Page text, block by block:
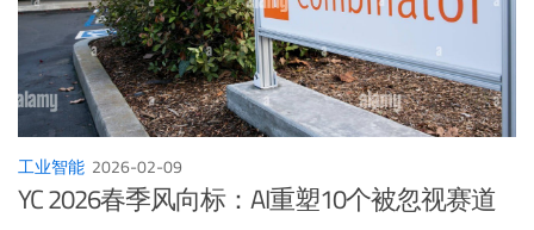
工业智能 2026-02-09
YC 2026春季风向标：AI重塑10个被忽视赛道